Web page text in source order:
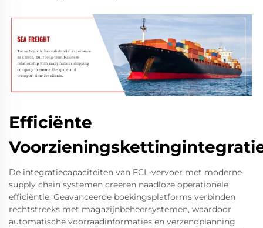
Efficiënte
De integratiecapaciteiten van FCL-vervoer met moderne
supply chain systemen creëren naadloze operationele
efficiëntie. Geavanceerde boekingsplatforms verbinden
rechtstreeks met magazijnbeheersystemen, waardoor
automatische voorraadinformaties en verzendplanning